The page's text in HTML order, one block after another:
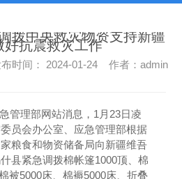
调拨中央救灾物资支持新疆
好抗震救灾工作
时间： 2024-01-24 作者：admin
理部网站消息，1月23日凌
员会办公室、应急管理部根据
家粮食和物资储备局向新疆维吾
紧急调拨棉帐篷1000顶、棉
被5000床、棉褥5000床、折叠